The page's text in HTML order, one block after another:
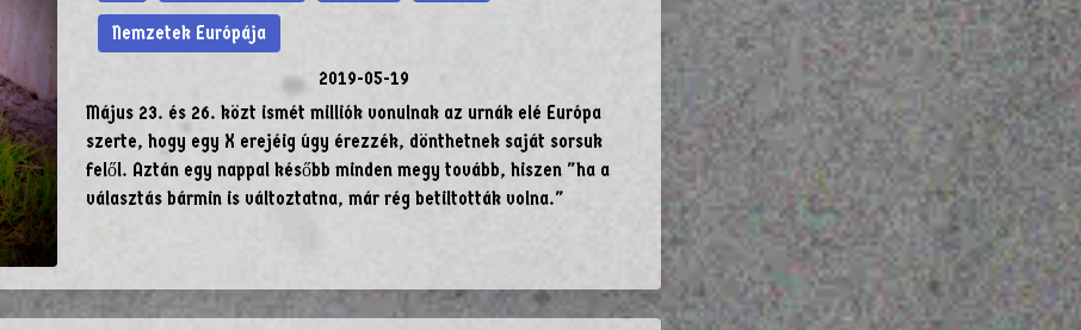
Nemzetek Európája
2019-05-19
Május 23. és 26. közt ismét milliók vonulnak az urnák elé Európa
szerte, hogy egy X erejéig úgy érezzék, dönthetnek saját sorsuk
felől. Aztán egy nappal később minden megy tovább, hiszen "ha a
választás bármin is változtatna, már rég betiltották volna."